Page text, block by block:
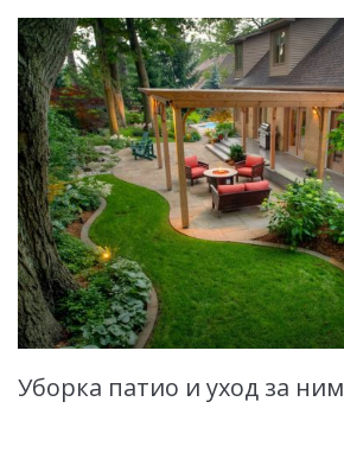
Уборка патио и уход за ним